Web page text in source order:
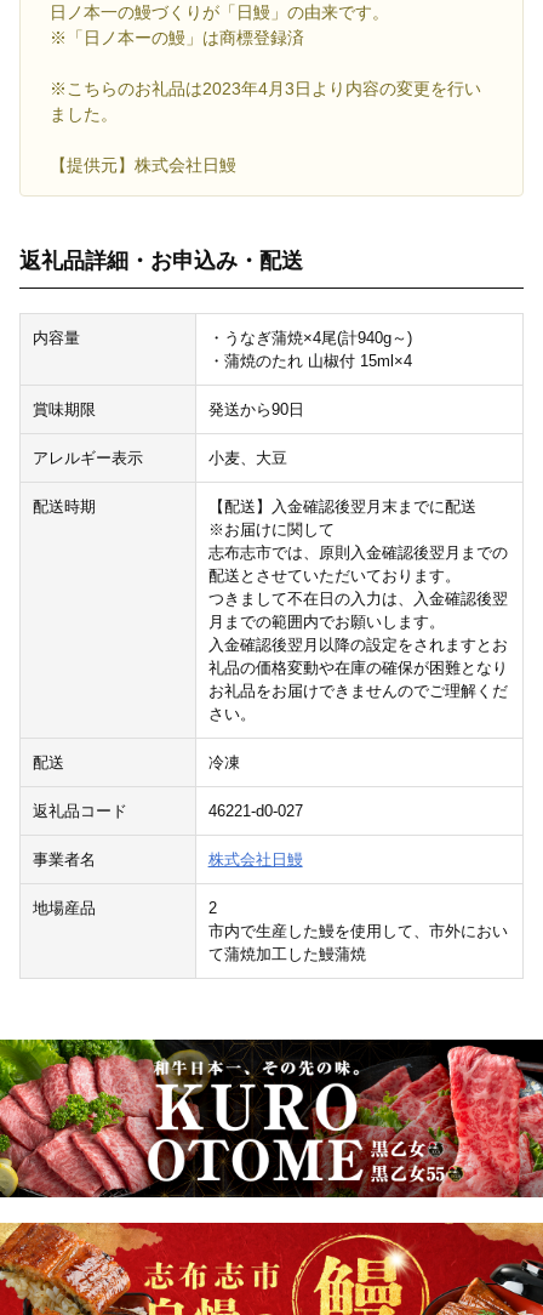
日ノ本一の鰻づくりが「日鰻」の由来です。
※「日ノ本ーの鰻」は商標登録済
※こちらのお礼品は2023年4月3日より内容の変更を行い
ました。
【提供元】株式会社日鰻
返礼品詳細・お申込み・配送
内容量
・うなぎ蒲焼×4尾(計940g～)
・蒲焼のたれ 山椒付 15ml×4
賞味期限 発送から90日
アレルギー表示 小麦、大豆
配送時期
【配送】入金確認後翌月末までに配送
※お届けに関して
志布志市では、原則入金確認後翌月までの
配送とさせていただいております。
つきまして不在日の入力は、入金確認後翌
月までの範囲内でお願いします。
入金確認後翌月以降の設定をされますとお
礼品の価格変動や在庫の確保が困難となり
お礼品をお届けできませんのでご理解くだ
さい。
配送 冷凍
返礼品コード 46221-d0-027
事業者名 株式会社日鰻
地場産品
2
市内で生産した鰻を使用して、市外におい
て蒲焼加工した鰻蒲焼